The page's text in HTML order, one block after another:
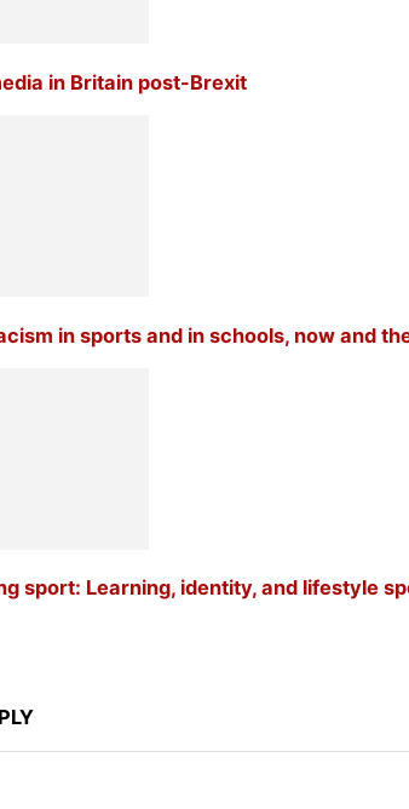
in Britain post-Brexit
in sports and in schools, now and
sport: Learning, identity, and lifestyle